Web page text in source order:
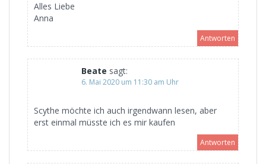
Alles Liebe
Anna
Antworten
Beate sagt:
6. Mai 2020 um 11:30 am Uhr
Scythe möchte ich auch irgendwann lesen, aber
erst einmal müsste ich es mir kaufen
Antworten